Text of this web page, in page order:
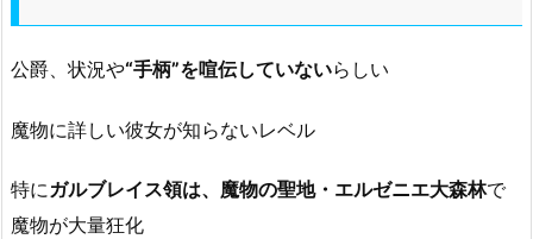
公爵、状況や“手柄”を喧伝していないらしい
魔物に詳しい彼女が知らないレベル
特にガルブレイス領は、魔物の聖地・エルゼニエ大森林で
魔物が大量狂化